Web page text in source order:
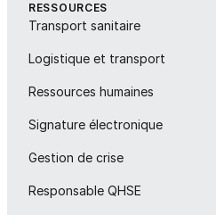
RESSOURCES
Transport sanitaire
Logistique et transport
Ressources humaines
Signature électronique
Gestion de crise
Responsable QHSE